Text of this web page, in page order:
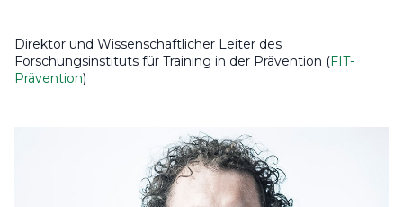
Direktor und Wissenschaftlicher Leiter des
Forschungsinstituts für Training in der Prävention (FIT-
Prävention)